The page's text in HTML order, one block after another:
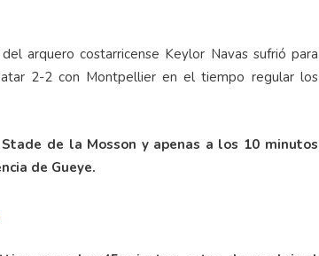
arquero costarricense Keylor Navas sufrió para
2-2 con Montpellier en el tiempo regular los
de la Mosson y apenas a los 10 minutos
de Gueye.